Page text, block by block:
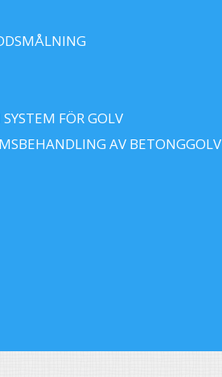
FÖR GOLV
AV BETONGGOLV